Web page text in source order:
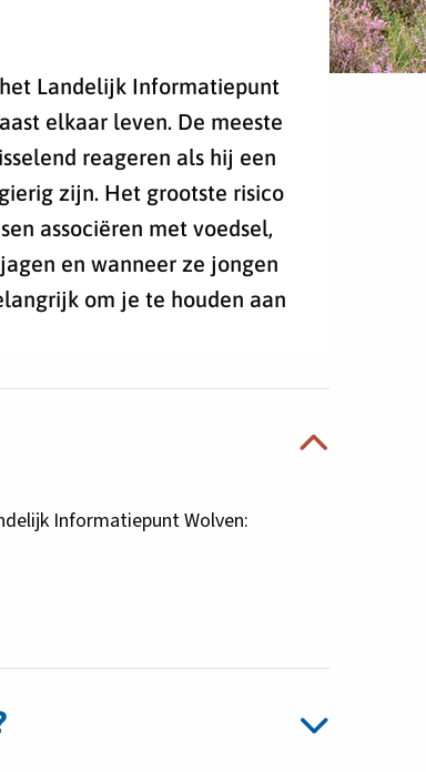
Landelijk Informatiepunt
elkaar leven. De meeste
reageren als hij een
zijn. Het grootste risico
associëren met voedsel,
en wanneer ze jongen
om je te houden aan
Informatiepunt Wolven: